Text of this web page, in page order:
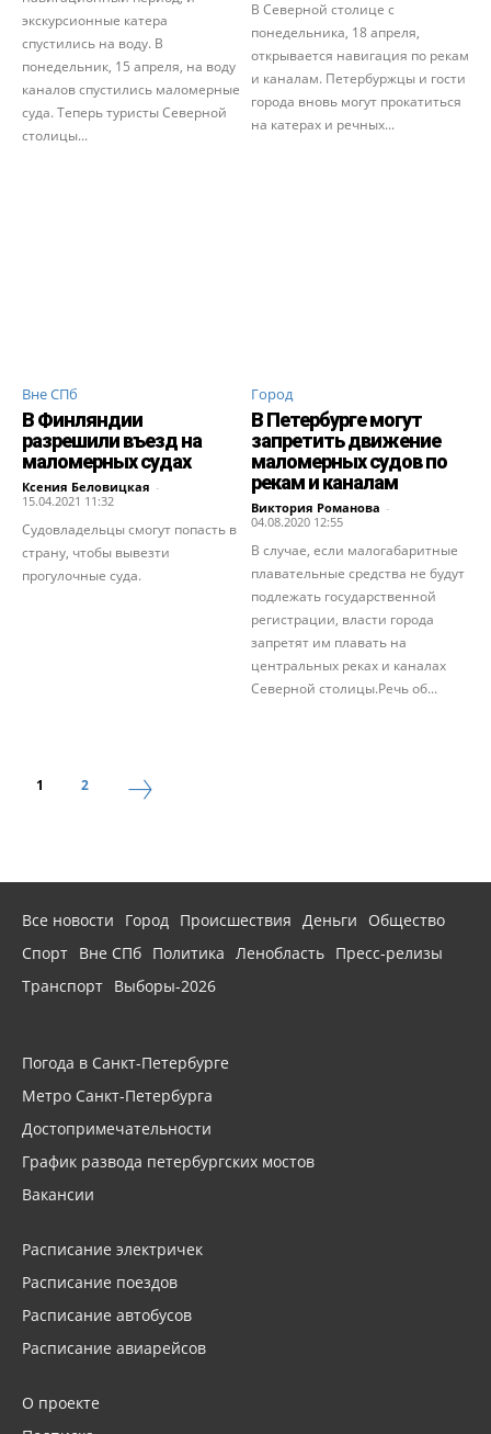
экскурсионные катера
спустились на воду. В
понедельник, 15 апреля, на воду
каналов спустились маломерные
суда. Теперь туристы Северной
столицы...
В Северной столице с
понедельника, 18 апреля,
открывается навигация по рекам
и каналам. Петербуржцы и гости
города вновь могут прокатиться
на катерах и речных...
Вне СПб
В Финляндии
разрешили въезд на
маломерных судах
Ксения Беловицкая -
15.04.2021 11:32
Судовладельцы смогут попасть в
страну, чтобы вывезти
прогулочные суда.
Город
В Петербурге могут
запретить движение
маломерных судов по
рекам и каналам
Виктория Романова -
04.08.2020 12:55
В случае, если малогабаритные
плавательные средства не будут
подлежать государственной
регистрации, власти города
запретят им плавать на
центральных реках и каналах
Северной столицы.Речь об...
1 2
Все новости Город Происшествия Деньги
Общество
Спорт Вне СПб Политика Ленобласть Пресс-релизы
Транспорт Выборы-2026
Погода в Санкт-Петербурге
Метро Санкт-Петербурга
Достопримечательности
График развода петербургских мостов
Вакансии
Расписание электричек
Расписание поездов
Расписание автобусов
Расписание авиарейсов
О проекте